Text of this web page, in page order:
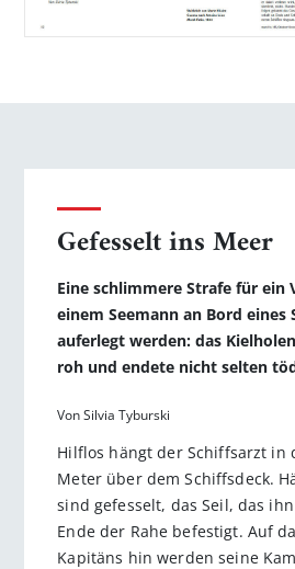
Gefesselt ins Meer
Eine schlimmere Strafe für ein
einem Seemann an Bord eines
auferlegt werden: das
roh und endete nicht selten
Von Silvia Tyburski
Hilflos hängt der Schiffsarzt in
Meter über dem Schiffsdeck.
sind gefesselt, das Seil, das
Ende der Rahe befestigt. Auf
Kapitäns hin werden seine